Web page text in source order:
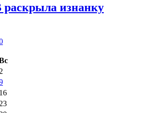
изнанку
2
16
23